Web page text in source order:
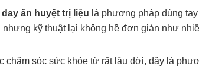
day ấn huyệt trị liệu là phương pháp dùng
kỹ thuật lại không hề đơn giản như
chăm sóc sức khỏe từ rất lâu đời, đây là